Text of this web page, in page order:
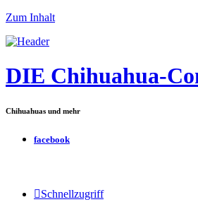
Zum Inhalt
DIE Chihuahua-
Chihuahuas und mehr
facebook
Schnellzugriff